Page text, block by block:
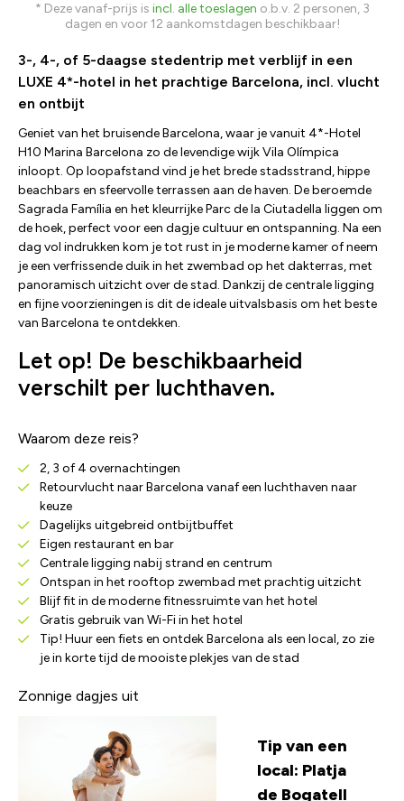
* Deze vanaf-prijs is incl. alle toeslagen o.b.v. 2 personen, 3
dagen en voor 12 aankomstdagen beschikbaar!
3-, 4-, of 5-daagse stedentrip met verblijf in een
LUXE 4*-hotel in het prachtige Barcelona, incl. vlucht
en ontbijt
Geniet van het bruisende Barcelona, waar je vanuit 4*-Hotel
H10 Marina Barcelona zo de levendige wijk Vila Olímpica
inloopt. Op loopafstand vind je het brede stadsstrand, hippe
beachbars en sfeervolle terrassen aan de haven. De beroemde
Sagrada Família en het kleurrijke Parc de la Ciutadella liggen om
de hoek, perfect voor een dagje cultuur en ontspanning. Na een
dag vol indrukken kom je tot rust in je moderne kamer of neem
je een verfrissende duik in het zwembad op het dakterras, met
panoramisch uitzicht over de stad. Dankzij de centrale ligging
en fijne voorzieningen is dit de ideale uitvalsbasis om het beste
van Barcelona te ontdekken.
Let op! De beschikbaarheid
verschilt per luchthaven.
Waarom deze reis?
2, 3 of 4 overnachtingen
Retourvlucht naar Barcelona vanaf een luchthaven naar
keuze
Dagelijks uitgebreid ontbijtbuffet
Eigen restaurant en bar
Centrale ligging nabij strand en centrum
Ontspan in het rooftop zwembad met prachtig uitzicht
Blijf fit in de moderne fitnessruimte van het hotel
Gratis gebruik van Wi-Fi in het hotel
Tip! Huur een fiets en ontdek Barcelona als een local, zo zie
je in korte tijd de mooiste plekjes van de stad
Zonnige dagjes uit
Tip van een
local: Platja
de Bogatell